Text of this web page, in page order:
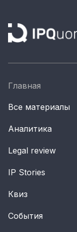
Главная
Все материалы
Аналитика
Legal review
IP Stories
Квиз
События